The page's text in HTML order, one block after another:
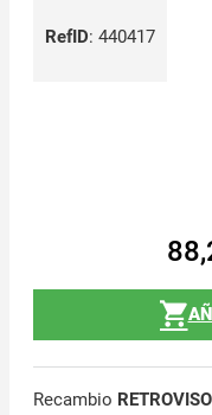
RefID: 440417
Recambio